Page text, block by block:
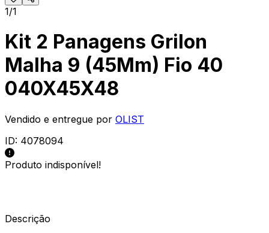
1/1
Kit 2 Panagens Grilon
Malha 9 (45Mm) Fio 40
040X45X48
Vendido e entregue por OLIST
ID: 4078094
Produto indisponível!
Descrição